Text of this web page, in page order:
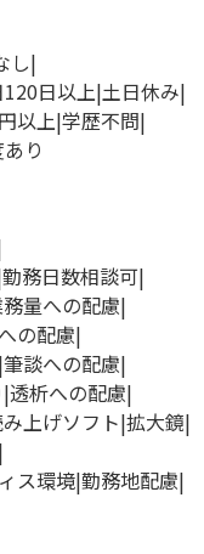
し
日以上 土日休み
以上 学歴不問
り
勤務日数相談可
量への配慮
の配慮
筆談への配慮
透析への配慮
上げソフト 拡大鏡
ス環境 勤務地配慮